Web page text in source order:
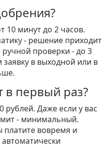
10 минут до 2 часов.
- решение приходит
ручной проверки - до 3
в выходной или в
в первый раз?
рублей. Даже если у вас
- минимальный.
платите вовремя и